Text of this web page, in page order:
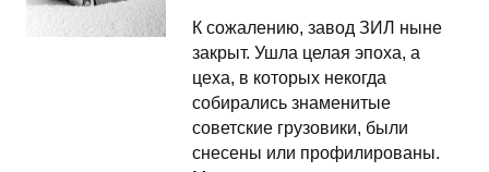
К сожалению, завод ЗИЛ ныне
закрыт. Ушла целая эпоха, а
цеха, в которых некогда
собирались знаменитые
советские грузовики, были
снесены или профилированы.